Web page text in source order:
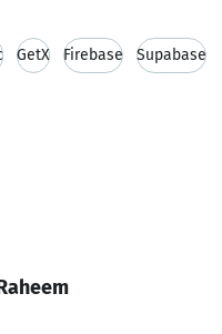
GetX Firebase Supabase